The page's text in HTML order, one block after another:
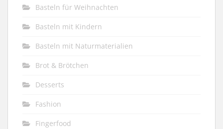
Basteln für Weihnachten
Basteln mit Kindern
Basteln mit Naturmaterialien
Brot & Brötchen
Desserts
Fashion
Fingerfood